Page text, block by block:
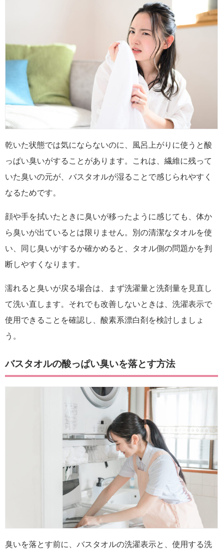
乾いた状態では気にならないのに、風呂上がりに使うと酸
っぱい臭いがすることがあります。これは、繊維に残って
いた臭いの元が、バスタオルが湿ることで感じられやすく
なるためです。
顔や手を拭いたときに臭いが移ったように感じても、体か
ら臭いが出ているとは限りません。別の清潔なタオルを使
い、同じ臭いがするか確かめると、タオル側の問題かを判
断しやすくなります。
濡れると臭いが戻る場合は、まず洗濯量と洗剤量を見直し
て洗い直します。それでも改善しないときは、洗濯表示で
使用できることを確認し、酸素系漂白剤を検討しましょ
う。
バスタオルの酸っぱい臭いを落とす方法
臭いを落とす前に、バスタオルの洗濯表示と、使用する洗